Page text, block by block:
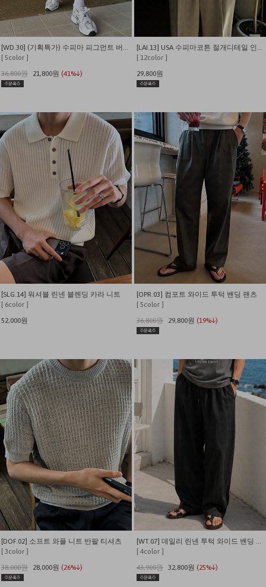
[WD.30] (기획특가) 수피마 피그먼트 버뮤다 와이드 쇼츠
[ 5color ]
36,800원
21,800원 (41%↓)
[LAI.13] USA 수피마코튼 절개디테일 인생 반팔티
[ 12color ]
29,800원
[SLG.14] 워셔블 린넨 블렌딩 카라 니트
[ 6color ]
52,000원
[OPR.03] 컴포트 와이드 투턱 밴딩 팬츠
[ 5color ]
36,800원
29,800원 (19%↓)
[DOF.02] 소프트 와플 니트 반팔 티셔츠
[ 3color ]
38,000원
28,000원 (26%↓)
[ 4color ]
43,900원 32,800원 (25%↓)